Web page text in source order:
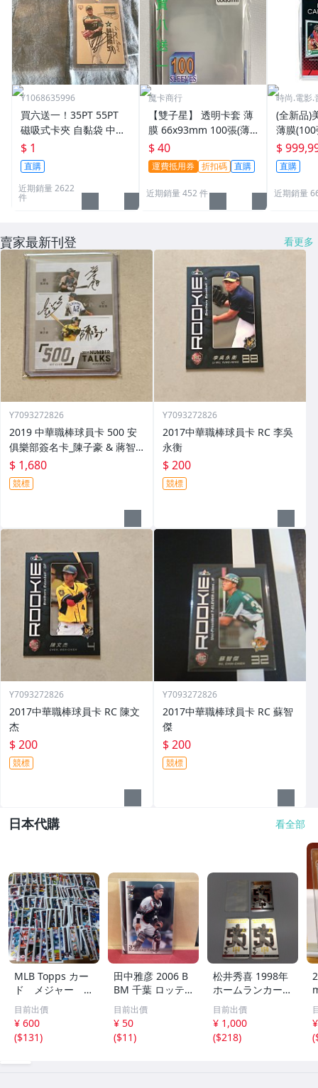
Y1068635996
買六送一！35PT 55PT
磁吸式卡夾 自黏袋 中華
職棒球員卡 遊戲王 寶可
夢PTCG 漫威 ultra pro
可用
$ 1
直購
近期銷量 2622
件
魔卡商行
【雙子星】 透明卡套 薄
膜 66x93mm 100張(薄)
適用 BBM MLB Topps C
PBL 球員卡
$ 40
運費抵用券 折扣碼 直購
近期銷量 452 件
時尚.電影.
(全新品)
薄膜
次到貨
$
直購
近期銷量
賣家最新刊登 看更多
Y7093272826
2019 中華職棒球員卡 500 安
俱樂部簽名卡_陳子豪 & 蔣智
賢 & 藍寅倫
$ 1,680
競標
Y7093272826
2017中華職棒球員卡 RC 李吳
永衡
$ 200
競標
Y7093272826
2017中華職棒球員卡 RC 陳文
杰
$ 200
競標
Y7093272826
2017中華職棒球員卡 RC 蘇智
傑
$ 200
競標
日本代購 看全部
MLB Topps カー
ド メジャー 1
00枚 2
目前出價
¥ 600
($131)
田中雅彦 2006 B
BM 千葉 ロッテ
マリーンズ トレ
カ プロ野球 カー
ド M37 スポーツ
アスリート トレ
目前出價
¥ 50
($11)
松井秀喜 1998年
ホームランカード
150号 記念カード
3枚セット 読売ジ
ャイアンツ 日本
テレビ 劇空間プ
目前出價
¥ 1,000
($218)
(